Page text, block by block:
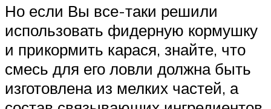
Но если Вы все-таки решили
использовать фидерную кормушку
и прикормить карася, знайте, что
смесь для его ловли должна быть
изготовлена из мелких частей, а